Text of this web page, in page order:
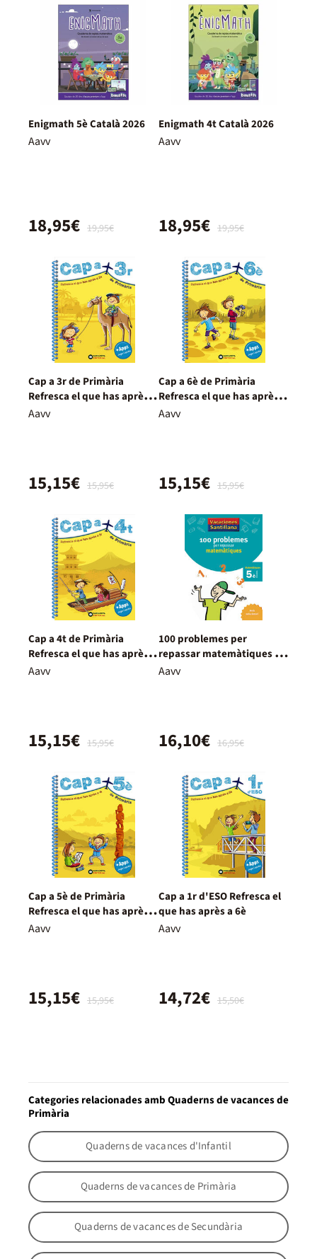
Enigmath 5è Català 2026
Aavv
19,95€
18,95€
Enigmath 4t Català 2026
Aavv
19,95€
18,95€
Cap a 3r de Primària
Refresca el que has après a
2n
Aavv
15,95€
15,15€
Cap a 6è de Primària
Refresca el que has après a
5è
Aavv
15,95€
15,15€
Cap a 4t de Primària
Refresca el que has après a
3r
Aavv
15,95€
15,15€
100 problemes per
repassar matemàtiques 5è
Primària
Aavv
16,95€
16,10€
Cap a 5è de Primària
Refresca el que has après a
4t
Aavv
15,95€
15,15€
Cap a 1r d'ESO Refresca el
que has après a 6è
Aavv
15,50€
14,72€
Categories relacionades amb Quaderns de vacances de
Primària
Quaderns de vacances d'Infantil
Quaderns de vacances de Primària
Quaderns de vacances de Secundària